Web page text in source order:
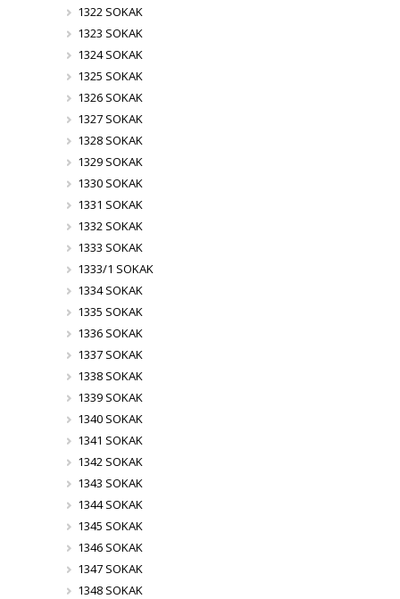
1322 SOKAK
1323 SOKAK
1324 SOKAK
1325 SOKAK
1326 SOKAK
1327 SOKAK
1328 SOKAK
1329 SOKAK
1330 SOKAK
1331 SOKAK
1332 SOKAK
1333 SOKAK
1333/1 SOKAK
1334 SOKAK
1335 SOKAK
1336 SOKAK
1337 SOKAK
1338 SOKAK
1339 SOKAK
1340 SOKAK
1341 SOKAK
1342 SOKAK
1343 SOKAK
1344 SOKAK
1345 SOKAK
1346 SOKAK
1347 SOKAK
1348 SOKAK